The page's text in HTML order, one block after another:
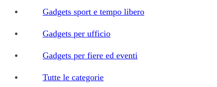
Gadgets sport e tempo libero
Gadgets per ufficio
Gadgets per fiere ed eventi
Tutte le categorie